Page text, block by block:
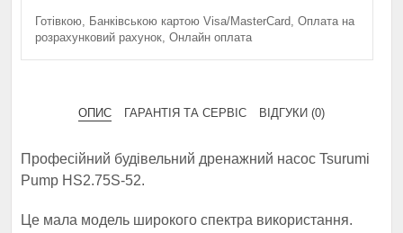
Готівкою, Банківською картою Visa/MasterCard, Оплата на
розрахунковий рахунок, Онлайн оплата
ОПИС ГАРАНТІЯ ТА СЕРВІС ВІДГУКИ (0)
Професійний будівельний дренажний насос Tsurumi
Pump HS2.75S-52.
Це мала модель широкого спектра використання.